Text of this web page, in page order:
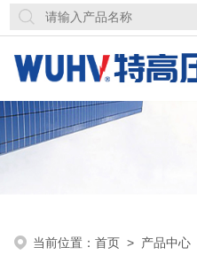
当前位置：首页 > 产品中心